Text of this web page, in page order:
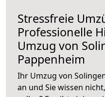
Stressfreie
Professionelle
Umzug von
Pappenheim
Ihr Umzug von
an und Sie wissen